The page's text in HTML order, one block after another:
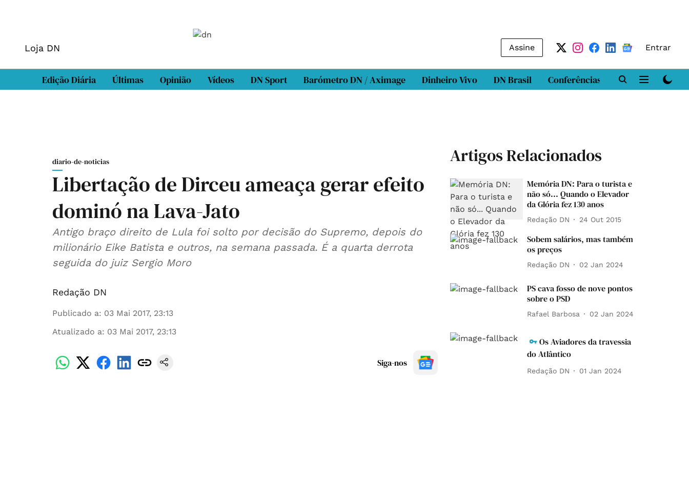
Loja DN Assine Entrar
Edição Diária Últimas Opinião Vídeos DN Sport Barómetro DN / Aximage Dinheiro Vivo DN Brasil Conferências DN LAB
diario-de-noticias
Libertação de Dirceu ameaça gerar efeito
dominó na Lava-Jato
Antigo braço direito de Lula foi solto por decisão do Supremo, depois do
milionário Eike Batista e outros, na semana passada. É a quarta derrota
seguida do juiz Sergio Moro
Redação DN
Publicado a: 03 Mai 2017, 23:13
Atualizado a: 03 Mai 2017, 23:13
Siga-nos
Artigos Relacionados
Memória DN: Para o turista e
não só... Quando o Elevador
da Glória fez 130 anos
Redação DN 24 Out 2015
Sobem salários, mas também
os preços
Redação DN 02 Jan 2024
PS cava fosso de nove pontos
sobre o PSD
Rafael Barbosa 02 Jan 2024
Os Aviadores da travessia
do Atlântico
Redação DN 01 Jan 2024